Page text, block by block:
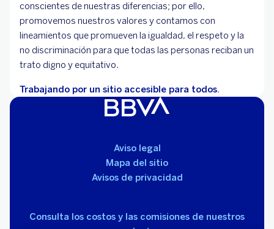
conscientes de nuestras diferencias; por ello,
promovemos nuestros valores y contamos con
lineamientos que promueven la igualdad, el respeto y la
no discriminación para que todas las personas reciban un
trato digno y equitativo.
Trabajando por un sitio accesible para todos.
Aviso legal
Mapa del sitio
Avisos de privacidad
Consulta los costos y las comisiones de nuestros